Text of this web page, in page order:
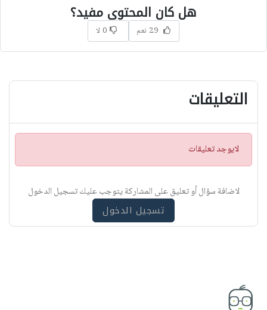
هل كان المحتوى مفيد؟
29 نعم 0 لا
التعليقات
ت
ن
ي
لايوجد تعليقات
لاضافة سؤال أو تعليق على المشاركة يتوجب عليك تسجيل الدخول
تسجيل الدخول